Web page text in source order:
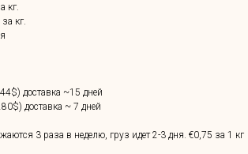
кг.
кг.
доставка ~15 дней
доставка ~ 7 дней
3 раза в неделю, груз идет 2-3 дня. €0,75 за 1 кг